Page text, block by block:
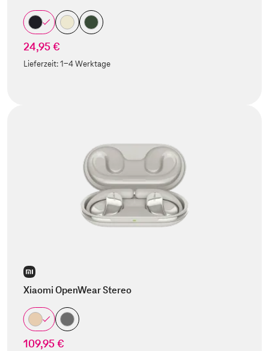
24,95 €
Lieferzeit:1-4 Werktage
Xiaomi OpenWear Stereo
109,95 €